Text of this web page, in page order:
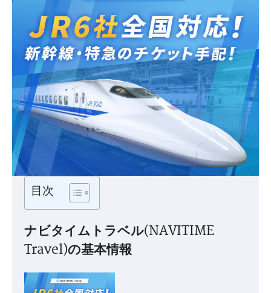
目次
ナビタイムトラベル(NAVITIME
Travel)の基本情報